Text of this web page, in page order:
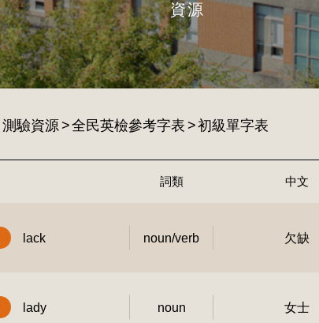
資源
測驗資源 全民英檢參考字表 初級單字表
詞類 中文
lack noun/verb 欠缺
lady noun 女士